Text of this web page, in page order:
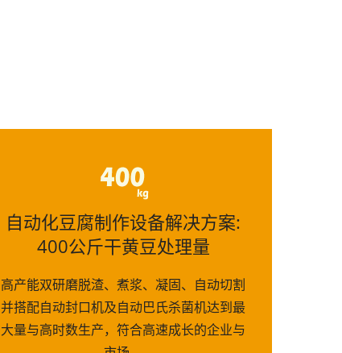
自动化豆腐制作设备解决方案:
400公斤干黄豆处理量
高产能双研磨脱渣、煮浆、凝固、自动切割
并搭配自动封口机及自动巴氏杀菌机达到最
大量与高时数生产，符合高速成长的企业与